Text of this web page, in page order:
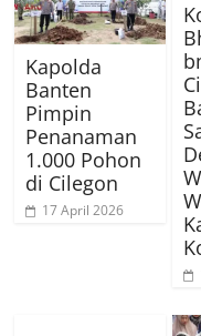
Kapolda
Banten
Pimpin
Penanaman
1.000 Pohon
di Cilegon
17 April 2026